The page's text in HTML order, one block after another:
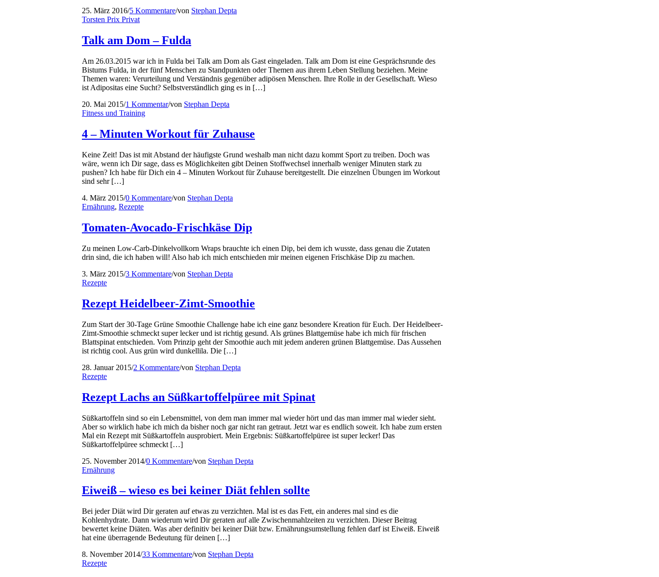
25. März 2016/5 Kommentare/von Stephan Depta
Torsten Prix Privat
Talk am Dom – Fulda
Am 26.03.2015 war ich in Fulda bei Talk am Dom als Gast eingeladen. Talk am Dom ist eine Gesprächsrunde des
Bistums Fulda, in der fünf Menschen zu Standpunkten oder Themen aus ihrem Leben Stellung beziehen. Meine
Themen waren: Verurteilung und Verständnis gegenüber adipösen Menschen. Ihre Rolle in der Gesellschaft. Wieso
ist Adipositas eine Sucht? Selbstverständlich ging es in […]
20. Mai 2015/1 Kommentar/von Stephan Depta
Fitness und Training
4 – Minuten Workout für Zuhause
Keine Zeit! Das ist mit Abstand der häufigste Grund weshalb man nicht dazu kommt Sport zu treiben. Doch was
wäre, wenn ich Dir sage, dass es Möglichkeiten gibt Deinen Stoffwechsel innerhalb weniger Minuten stark zu
pushen? Ich habe für Dich ein 4 – Minuten Workout für Zuhause bereitgestellt. Die einzelnen Übungen im Workout
sind sehr […]
4. März 2015/0 Kommentare/von Stephan Depta
Ernährung, Rezepte
Tomaten-Avocado-Frischkäse Dip
Zu meinen Low-Carb-Dinkelvollkorn Wraps brauchte ich einen Dip, bei dem ich wusste, dass genau die Zutaten
drin sind, die ich haben will! Also hab ich mich entschieden mir meinen eigenen Frischkäse Dip zu machen.
3. März 2015/3 Kommentare/von Stephan Depta
Rezepte
Rezept Heidelbeer-Zimt-Smoothie
Zum Start der 30-Tage Grüne Smoothie Challenge habe ich eine ganz besondere Kreation für Euch. Der Heidelbeer-
Zimt-Smoothie schmeckt super lecker und ist richtig gesund. Als grünes Blattgemüse habe ich mich für frischen
Blattspinat entschieden. Vom Prinzip geht der Smoothie auch mit jedem anderen grünen Blattgemüse. Das Aussehen
ist richtig cool. Aus grün wird dunkellila. Die […]
28. Januar 2015/2 Kommentare/von Stephan Depta
Rezepte
Rezept Lachs an Süßkartoffelpüree mit Spinat
Süßkartoffeln sind so ein Lebensmittel, von dem man immer mal wieder hört und das man immer mal wieder sieht.
Aber so wirklich habe ich mich da bisher noch gar nicht ran getraut. Jetzt war es endlich soweit. Ich habe zum ersten
Mal ein Rezept mit Süßkartoffeln ausprobiert. Mein Ergebnis: Süßkartoffelpüree ist super lecker! Das
Süßkartoffelpüree schmeckt […]
25. November 2014/0 Kommentare/von Stephan Depta
Ernährung
Eiweiß – wieso es bei keiner Diät fehlen sollte
Bei jeder Diät wird Dir geraten auf etwas zu verzichten. Mal ist es das Fett, ein anderes mal sind es die
Kohlenhydrate. Dann wiederum wird Dir geraten auf alle Zwischenmahlzeiten zu verzichten. Dieser Beitrag
bewertet keine Diäten. Was aber definitiv bei keiner Diät bzw. Ernährungsumstellung fehlen darf ist Eiweiß. Eiweiß
hat eine überragende Bedeutung für deinen […]
8. November 2014/33 Kommentare/von Stephan Depta
Rezepte